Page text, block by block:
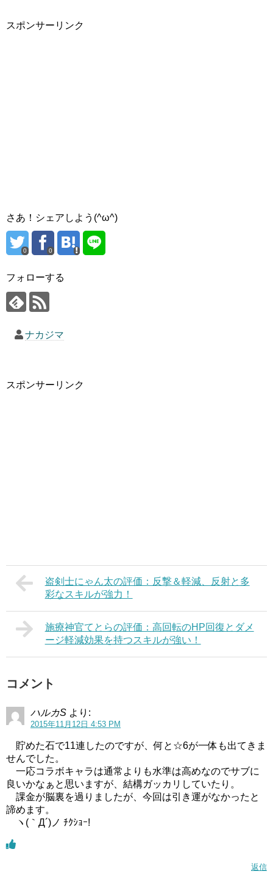
スポンサーリンク
さあ！シェアしよう(^ω^)
0 0
フォローする
ナカジマ
スポンサーリンク
盗剣士にゃん太の評価：反撃＆軽減、反射と多
彩なスキルが強力！
施療神官てとらの評価：高回転のHP回復とダメ
ージ軽減効果を持つスキルが強い！
コメント
ハルカS より:
2015年11月12日 4:53 PM
貯めた石で11連したのですが、何と☆6が一体も出てきま
せんでした。
一応コラボキャラは通常よりも水準は高めなのでサブに
良いかなぁと思いますが、結構ガッカリしていたり。
課金が脳裏を過りましたが、今回は引き運がなかったと
諦めます。
ヽ(｀Д´)ノ ﾁｸｼｮｰ!
返信